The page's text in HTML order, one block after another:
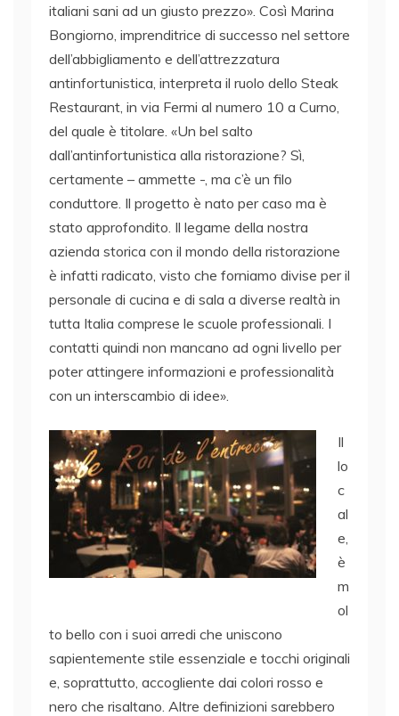
italiani sani ad un giusto prezzo». Così Marina
Bongiorno, imprenditrice di successo nel settore
dell’abbigliamento e dell’attrezzatura
antinfortunistica, interpreta il ruolo dello Steak
Restaurant, in via Fermi al numero 10 a Curno,
del quale è titolare. «Un bel salto
dall’antinfortunistica alla ristorazione? Sì,
certamente – ammette -, ma c’è un filo
conduttore. Il progetto è nato per caso ma è
stato approfondito. Il legame della nostra
azienda storica con il mondo della ristorazione
è infatti radicato, visto che forniamo divise per il
personale di cucina e di sala a diverse realtà in
tutta Italia comprese le scuole professionali. I
contatti quindi non mancano ad ogni livello per
poter attingere informazioni e professionalità
con un interscambio di idee».
Il
lo
c
al
e,
è
m
ol
to bello con i suoi arredi che uniscono
sapientemente stile essenziale e tocchi originali
e, soprattutto, accogliente dai colori rosso e
nero che risaltano. Altre definizioni sarebbero